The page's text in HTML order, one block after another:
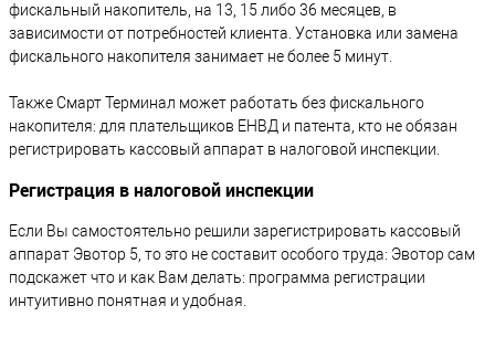
фискальный накопитель, на 13, 15 либо 36 месяцев, в
зависимости от потребностей клиента. Установка или замена
фискального накопителя занимает не более 5 минут.
Также Смарт Терминал может работать без фискального
накопителя: для плательщиков ЕНВД и патента, кто не обязан
регистрировать кассовый аппарат в налоговой инспекции.
Регистрация в налоговой инспекции
Если Вы самостоятельно решили зарегистрировать кассовый
аппарат Эвотор 5, то это не составит особого труда: Эвотор сам
подскажет что и как Вам делать: программа регистрации
интуитивно понятная и удобная.